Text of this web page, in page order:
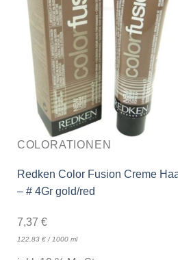
COLORATIONEN
Redken Color Fusion Creme
– # 4Gr gold/red
7,37 €
122,83 €/1000 ml